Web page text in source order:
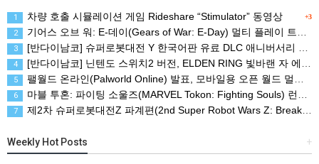
+3
1 차량 호출 시뮬레이션 게임 Rideshare “Stimulator” 동영상
2 기어스 오브 워: E-데이(Gears of War: E-Day) 멀티 플레이 트레일러(XBSX/PC)
3 [반다이남코] 슈퍼로봇대전 Y 한국어판 유료 DLC 애니버서리 확장팩, 8월 5일 판매 시작
4 [반다이남코] 닌텐도 스위치2 버전, ELDEN RING 빛바랜 자 에디션 패키지 예약 판매, 8월 5일 시작
5 팰월드 온라인(Palworld Online) 발표, 모바일용 오픈 월드 멀티플레이 생존 크래프트
6 마블 투혼: 파이팅 소울즈(MARVEL Tokon: Fighting Souls) 런칭 트레일러
7 제2차 슈퍼로봇대전Z 파계편(2nd Super Robot Wars Z: Break the World Chapter) Remastered 제작 결정
+
Weekly Hot Posts